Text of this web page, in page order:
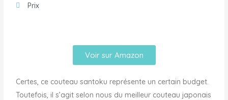
Prix
Voir sur Amazon
Certes, ce couteau santoku représente un certain budget.
Toutefois, il s’agit selon nous du meilleur couteau japonais